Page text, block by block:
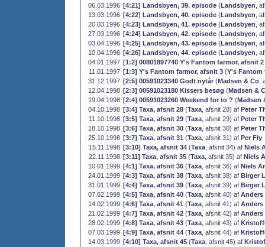
06.03.1996 [4:21] Landsbyen, 39. episode (Landsbyen ,
13.03.1996 [4:22] Landsbyen, 40. episode (Landsbyen ,
20.03.1996 [4:23] Landsbyen, 41. episode (Landsbyen ,
27.03.1996 [4:24] Landsbyen, 42. episode (Landsbyen ,
03.04.1996 [4:25] Landsbyen, 43. episode (Landsbyen ,
10.04.1996 [4:26] Landsbyen, 44. episode (Landsbyen ,
04.01.1997 [1:2] 00801897740 Y's Fantom farmor, afsnit 2
11.01.1997 [1:3] Y's Fantom farmor, afsnit 3 (Y's Fantom
31.12.1997 [2:5] 00591023340 Godt nytår (Madsen & Co
12.04.1998 [2:3] 00591023180 Kissers besøg (Madsen &
19.04.1998 [2:4] 00591023260 Weekend for to ? (Madsen
04.10.1998 [3:4] Taxa, afsnit 28 (Taxa , afsnit 28) af Peter
11.10.1998 [3:5] Taxa, afsnit 29 (Taxa , afsnit 29) af Peter
18.10.1998 [3:6] Taxa, afsnit 30 (Taxa , afsnit 30) af Peter
25.10.1998 [3:7] Taxa, afsnit 31 (Taxa , afsnit 31) af Per Fly
15.11.1998 [3:10] Taxa, afsnit 34 (Taxa , afsnit 34) af Niels
22.11.1998 [3:11] Taxa, afsnit 35 (Taxa , afsnit 35) af Niels
10.01.1999 [4:1] Taxa, afsnit 36 (Taxa , afsnit 36) af Niels
24.01.1999 [4:3] Taxa, afsnit 38 (Taxa , afsnit 38) af Birger
31.01.1999 [4:4] Taxa, afsnit 39 (Taxa , afsnit 39) af Birger
07.02.1999 [4:5] Taxa, afsnit 40 (Taxa , afsnit 40) af Anders
14.02.1999 [4:6] Taxa, afsnit 41 (Taxa , afsnit 41) af Anders
21.02.1999 [4:7] Taxa, afsnit 42 (Taxa , afsnit 42) af Anders
28.02.1999 [4:8] Taxa, afsnit 43 (Taxa , afsnit 43) af
07.03.1999 [4:9] Taxa, afsnit 44 (Taxa , afsnit 44) af
14.03.1999 [4:10] Taxa, afsnit 45 (Taxa , afsnit 45) af